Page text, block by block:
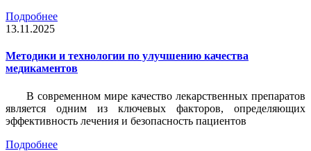
Подробнее
13.11.2025
Методики и технологии по улучшению качества
медикаментов
В современном мире качество лекарственных препаратов
является одним из ключевых факторов, определяющих
эффективность лечения и безопасность пациентов
Подробнее